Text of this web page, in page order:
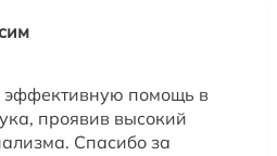
эффективную помощь в
проявив высокий
Спасибо за